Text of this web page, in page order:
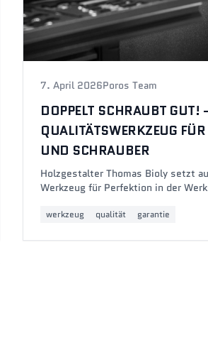
7. April 2026Poros Team
DOPPELT SCHRAUBT GUT!
QUALITÄTSWERKZEUG
UND SCHRAUBER
Holzgestalter Thomas Bioly setzt
Werkzeug für Perfektion in der
Unterschied macht – bei der Arbeit
werkzeug qualität garantie